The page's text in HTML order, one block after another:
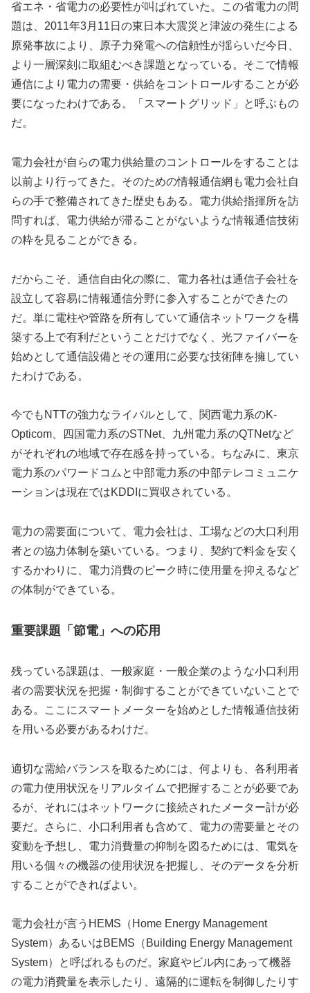
省エネ・省電力の必要性が叫ばれていた。この省電力の問
題は、2011年3月11日の東日本大震災と津波の発生による
原発事故により、原子力発電への信頼性が揺らいだ今日、
より一層深刻に取組むべき課題となっている。そこで情報
通信により電力の需要・供給をコントロールすることが必
要になったわけである。「スマートグリッド」と呼ぶもの
だ。
電力会社が自らの電力供給量のコントロールをすることは
以前より行ってきた。そのための情報通信網も電力会社自
らの手で整備されてきた歴史もある。電力供給指揮所を訪
問すれば、電力供給が滞ることがないような情報通信技術
の粋を見ることができる。
だからこそ、通信自由化の際に、電力各社は通信子会社を
設立して容易に情報通信分野に参入することができたの
だ。単に電柱や管路を所有していて通信ネットワークを構
築する上で有利だということだけでなく、光ファイバーを
始めとして通信設備とその運用に必要な技術陣を擁してい
たわけである。
今でもNTTの強力なライバルとして、関西電力系のK-
Opticom、四国電力系のSTNet、九州電力系のQTNetなど
がそれぞれの地域で存在感を持っている。ちなみに、東京
電力系のパワードコムと中部電力系の中部テレコミュニケ
ーションは現在ではKDDIに買収されている。
電力の需要面について、電力会社は、工場などの大口利用
者との協力体制を築いている。つまり、契約で料金を安く
するかわりに、電力消費のピーク時に使用量を抑えるなど
の体制ができている。
重要課題「節電」への応用
残っている課題は、一般家庭・一般企業のような小口利用
者の需要状況を把握・制御することができていないことで
ある。ここにスマートメーターを始めとした情報通信技術
を用いる必要があるわけだ。
適切な需給バランスを取るためには、何よりも、各利用者
の電力使用状況をリアルタイムで把握することが必要であ
るが、それにはネットワークに接続されたメーター計が必
要だ。さらに、小口利用者も含めて、電力の需要量とその
変動を予想し、電力消費量の抑制を図るためには、電気を
用いる個々の機器の使用状況を把握し、そのデータを分析
することができればよい。
電力会社が言うHEMS（Home Energy Management
System）あるいはBEMS（Building Energy Management
System）と呼ばれるものだ。家庭やビル内にあって機器
の電力消費量を表示したり、遠隔的に運転を制御したりす